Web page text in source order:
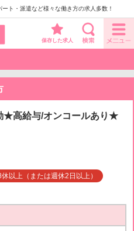
ト・派遣など様々な働き方の求人多数！
保存した求人
★高給与/オンコールあり★
以上（または週休2日以上）